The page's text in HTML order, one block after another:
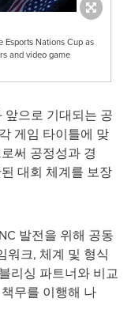
Esports Nations Cup as
and video game
으로 기대되는 공
게임 타이틀에 맞
써 공정성과 경
대회 체계를 보장
발전을 위해 공동
워크, 체계 및 형식
리싱 파트너와 비교
무를 이행해 나